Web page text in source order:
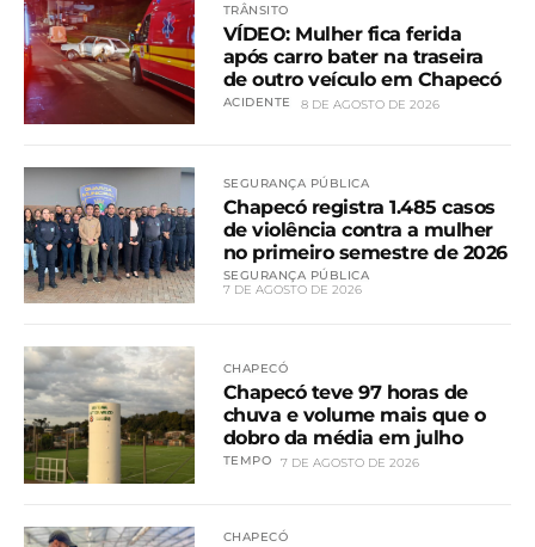
TRÂNSITO
VÍDEO: Mulher fica ferida
após carro bater na traseira
de outro veículo em Chapecó
ACIDENTE 8 DE AGOSTO DE 2026
SEGURANÇA PÚBLICA
Chapecó registra 1.485 casos
de violência contra a mulher
no primeiro semestre de 2026
SEGURANÇA PÚBLICA
7 DE AGOSTO DE 2026
CHAPECÓ
Chapecó teve 97 horas de
chuva e volume mais que o
dobro da média em julho
TEMPO 7 DE AGOSTO DE 2026
CHAPECÓ